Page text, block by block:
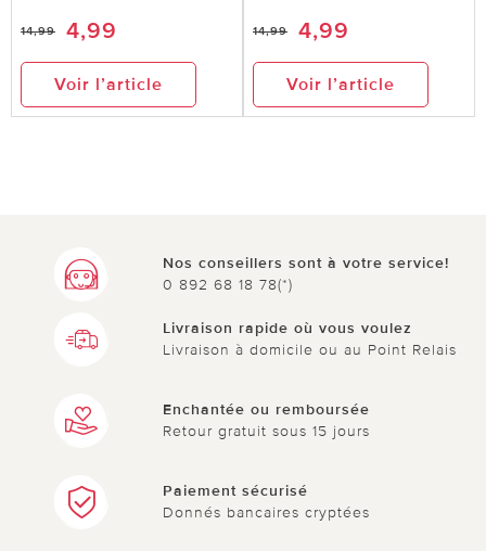
14,99 4,99
Voir l’article
14,99 4,99
Voir l’article
Nos conseillers sont à votre service!
0 892 68 18 78(*)
Livraison rapide où vous voulez
Livraison à domicile ou au Point Relais
Enchantée ou remboursée
Retour gratuit sous 15 jours
Paiement sécurisé
Donnés bancaires cryptées